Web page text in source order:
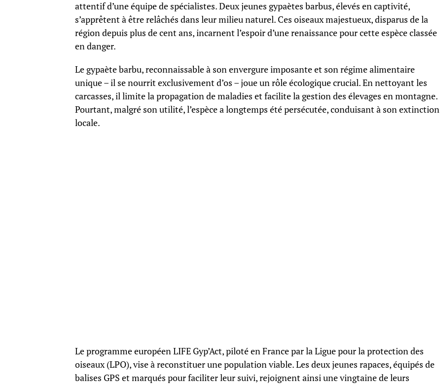
attentif d’une équipe de spécialistes. Deux jeunes gypaètes barbus, élevés en captivité,
s’apprêtent à être relâchés dans leur milieu naturel. Ces oiseaux majestueux, disparus de la
région depuis plus de cent ans, incarnent l’espoir d’une renaissance pour cette espèce classée
en danger.
Le gypaète barbu, reconnaissable à son envergure imposante et son régime alimentaire
unique – il se nourrit exclusivement d’os – joue un rôle écologique crucial. En nettoyant les
carcasses, il limite la propagation de maladies et facilite la gestion des élevages en montagne.
Pourtant, malgré son utilité, l’espèce a longtemps été persécutée, conduisant à son extinction
locale.
Le programme européen LIFE Gyp’Act, piloté en France par la Ligue pour la protection des
oiseaux (LPO), vise à reconstituer une population viable. Les deux jeunes rapaces, équipés de
balises GPS et marqués pour faciliter leur suivi, rejoignent ainsi une vingtaine de leurs